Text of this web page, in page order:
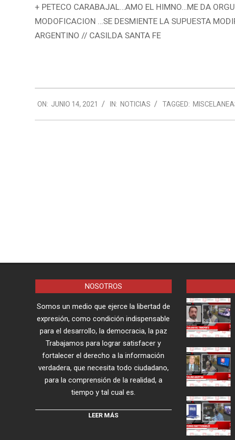
+ PETECO CARABAJAL…AMO EL HIMNO…ME DA
MODOFICACION …SE DESMIENTE LA SUPUESTA
ARGENTINO // CASILDA SANTA FE
06-
14
ON: JUNIO 14, 2021 IN: NOTICIAS TAGGED:
NOSOTROS
Somos un medio que ejerce la libertad de
expresión, como condición indispensable
para el desarrollo, la democracia, la paz
Trabajamos para lograr satisfacer y
fortalecer el derecho a la información
verdadera, que necesita todo ciudadano,
para la comprensión de la realidad, a
tiempo y tal cual es.
LEER MÁS